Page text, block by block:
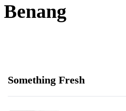
Something Fresh